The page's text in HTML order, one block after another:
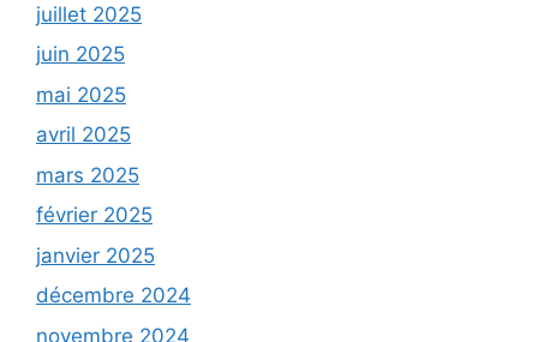
juillet 2025
juin 2025
mai 2025
avril 2025
mars 2025
février 2025
janvier 2025
décembre 2024
novembre 2024